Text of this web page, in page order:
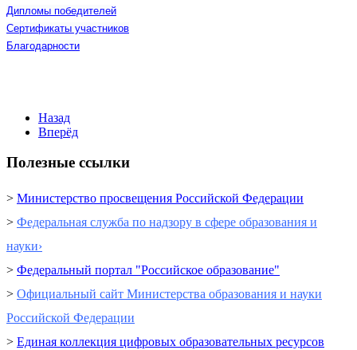
Дипломы победителей
Сертификаты участников
Благодарности
Назад
Вперёд
Полезные ссылки
> Министерство просвещения Российской Федерации
> Федеральная служба по надзору в сфере образования и
науки›
> Федеральный портал "Российское образование"
> Официальный сайт Министерства образования и науки
Российской Федерации
> Единая коллекция цифровых образовательных ресурсов